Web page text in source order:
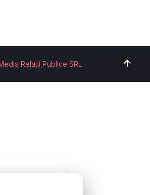
Relații Publice SRL